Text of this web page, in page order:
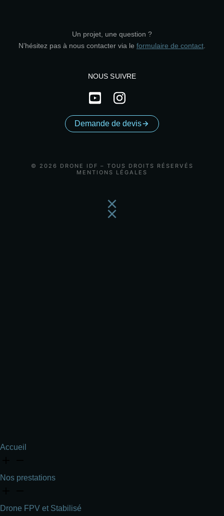
Un projet, une question ?
N’hésitez pas à nous contacter via le formulaire de contact
NOUS SUIVRE
Demande de devis
© 2026 DRONE IDF – TOUS DROITS RÉSERVÉS
MENTIONS LÉGALES
Accueil
Nos prestations
Drone FPV et Stabilisé